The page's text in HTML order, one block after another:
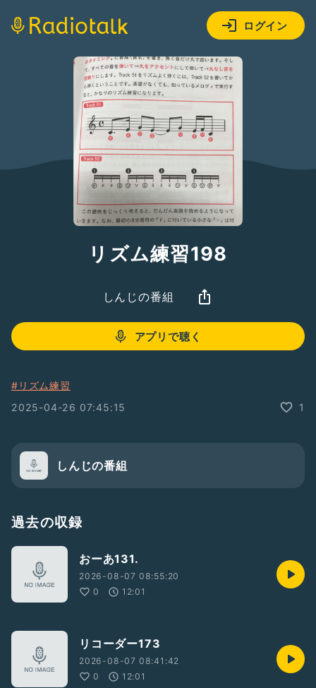
ログイン
リズム練習198
しんじの番組
アプリで聴く
#リズム練習
2025-04-26 07:45:15
1
しんじの番組
過去の収録
おーあ131.
2026-08-07 08:55:20
0
12:01
リコーダー173
2026-08-07 08:41:42
0
12:01